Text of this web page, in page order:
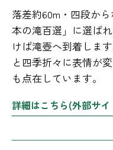
落差約60m・四段か
本の滝百選」に選ば
けば滝壺へ到着しま
と四季折々に表情が
も点在しています。
詳細はこちら(外部サイ